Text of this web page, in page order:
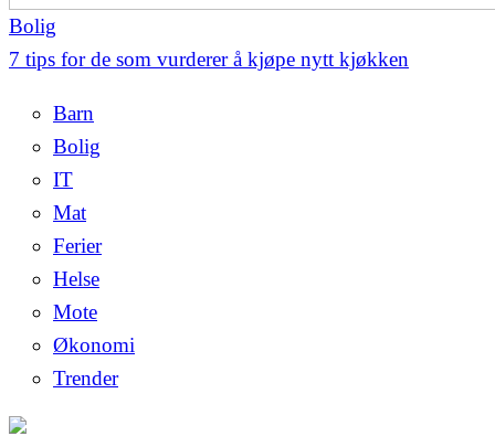
Bolig
7 tips for de som vurderer å kjøpe nytt kjøkken
Barn
Bolig
IT
Mat
Ferier
Helse
Mote
Økonomi
Trender